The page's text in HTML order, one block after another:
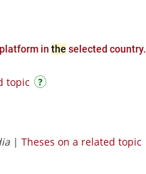
in the selected country.
topic
| Theses on a related topic